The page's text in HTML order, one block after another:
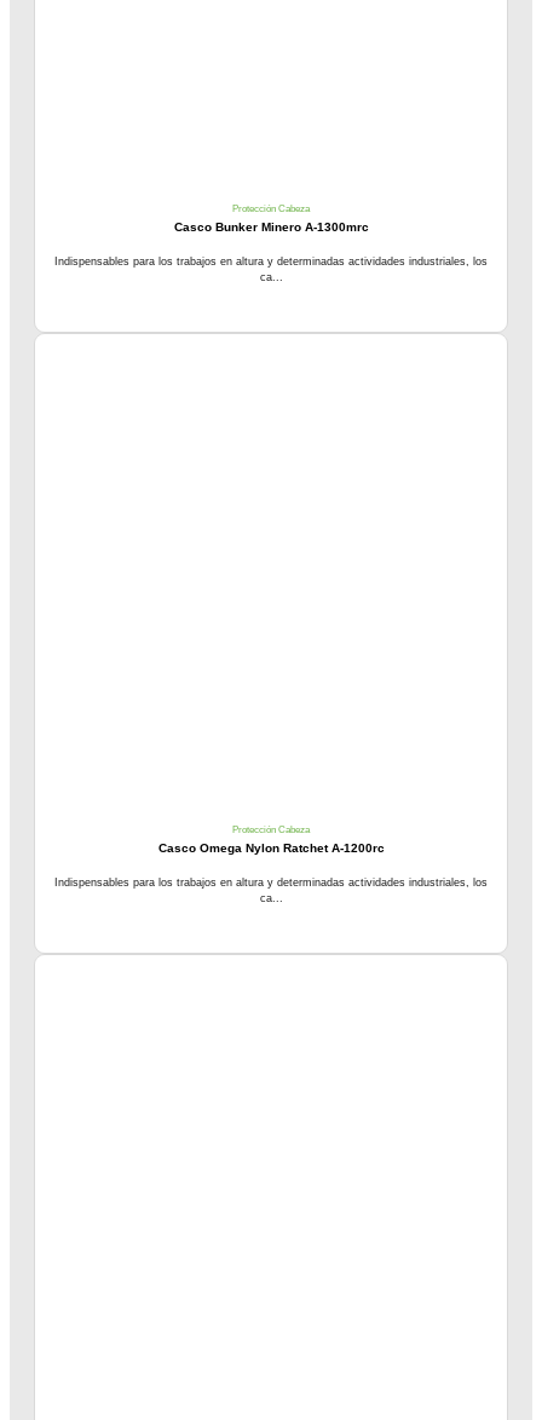
Protección Cabeza
Casco Bunker Minero A-1300mrc
Indispensables para los trabajos en altura y determinadas actividades industriales, los
ca...
Protección Cabeza
Casco Omega Nylon Ratchet A-1200rc
Indispensables para los trabajos en altura y determinadas actividades industriales, los
ca...